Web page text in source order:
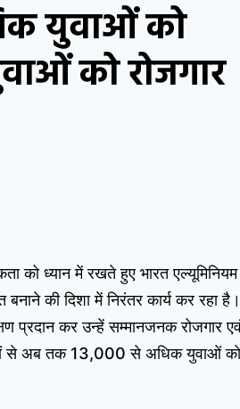
युवाओं को
को रोजगार
को ध्यान में रखते हुए भारत एल्यूमिनियम
की दिशा में निरंतर कार्य कर रहा है।
प्रदान कर उन्हें सम्मानजनक रोजगार
से अब तक 13,000 से अधिक युवाओं को